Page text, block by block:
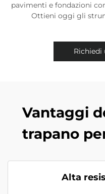
pavimenti e fondazioni
Ottieni oggi gli
Richiedi
Vantaggi
trapano
Alta